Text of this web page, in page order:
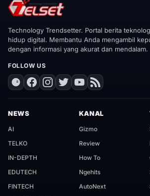
Technology Trendsetter. Portal berita
hidup digital. Membantu Anda mengambil
dengan informasi yang akurat dan mendalam.
FOLLOW US
NEWS
AI
TELKO
IN-DEPTH
EDUTECH
FINTECH
KANAL
Gizmo
Review
How To
Ngehits
AutoNext